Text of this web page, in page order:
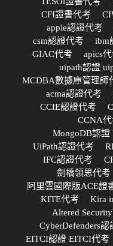
CFI證書代考
apple認證代考
csm認證代考
ibm
GIAC代考
apics
uipath認證
MCDBA數據庫管理師
acma認證代考
CCIE認證代考
CCNA代
MongoDB認證
UiPath認證代考
IFC認證代考
劍橋領思代考
阿里雲國際版ACE證
KITE代考
Kira
Altered
CyberDefenders認
EITCI認證 EITCI代考